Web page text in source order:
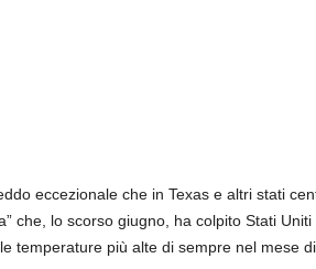
eccezionale che in Texas e altri stati
che, lo scorso giugno, ha colpito Stati
temperature più alte di sempre nel mese di